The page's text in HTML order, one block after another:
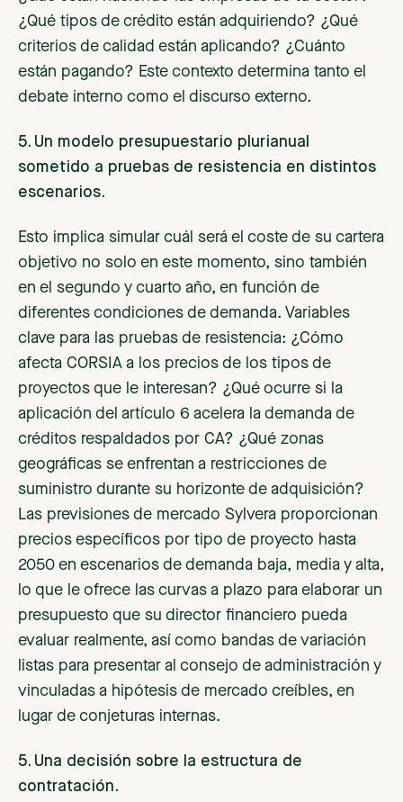
¿Qué tipos de crédito están adquiriendo? ¿Qué
criterios de calidad están aplicando? ¿Cuánto
están pagando? Este contexto determina tanto el
debate interno como el discurso externo.
5. Un modelo presupuestario plurianual
sometido a pruebas de resistencia en distintos
escenarios.
Esto implica simular cuál será el coste de su cartera
objetivo no solo en este momento, sino también
en el segundo y cuarto año, en función de
diferentes condiciones de demanda. Variables
clave para las pruebas de resistencia: ¿Cómo
afecta CORSIA a los precios de los tipos de
proyectos que le interesan? ¿Qué ocurre si la
aplicación del artículo 6 acelera la demanda de
créditos respaldados por CA? ¿Qué zonas
geográficas se enfrentan a restricciones de
suministro durante su horizonte de adquisición?
Las previsiones de mercado Sylvera proporcionan
precios específicos por tipo de proyecto hasta
2050 en escenarios de demanda baja, media y alta,
lo que le ofrece las curvas a plazo para elaborar un
presupuesto que su director financiero pueda
evaluar realmente, así como bandas de variación
listas para presentar al consejo de administración y
vinculadas a hipótesis de mercado creíbles, en
lugar de conjeturas internas.
5. Una decisión sobre la estructura de
contratación.